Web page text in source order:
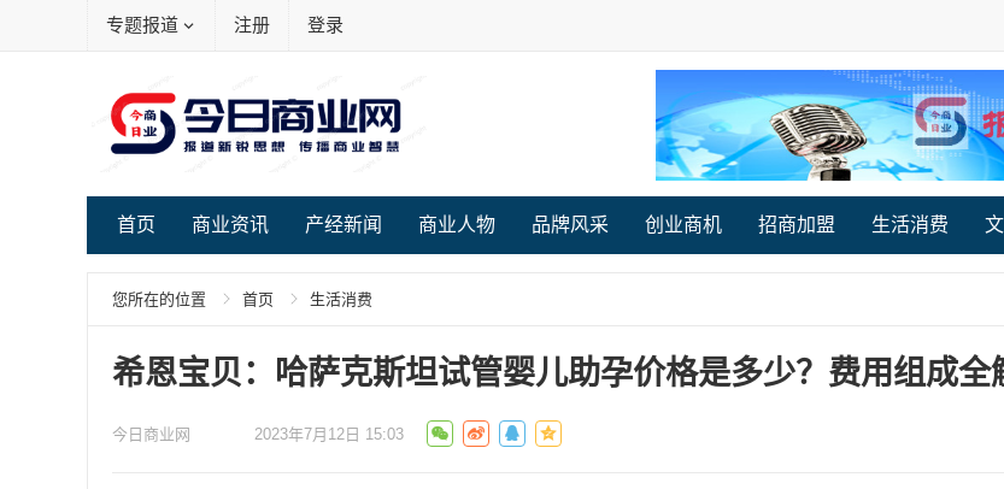
专题报道 注册 登录
首页 商业资讯 产经新闻 商业人物 品牌风采 创业商机 招商加盟 生活消费
您所在的位置 首页 生活消费
希恩宝贝：哈萨克斯坦试管婴儿助孕价格是多少？费用组成全
今日商业网 2023年7月12日 15:03